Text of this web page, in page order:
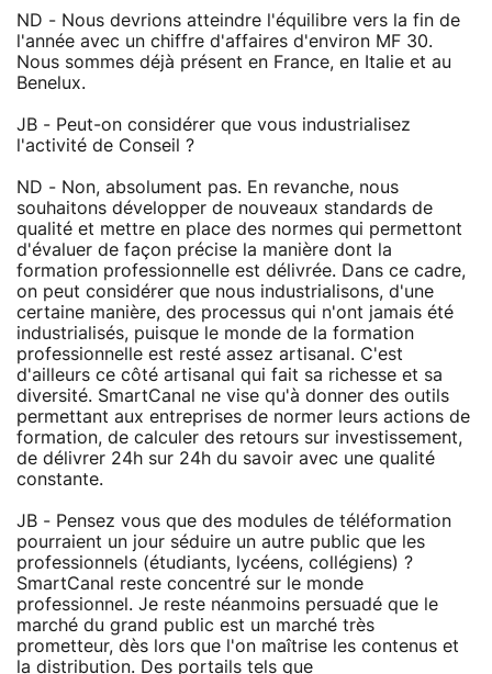
ND - Nous devrions atteindre l'équilibre vers la fin de
l'année avec un chiffre d'affaires d'environ MF 30.
Nous sommes déjà présent en France, en Italie et au
Benelux.
JB - Peut-on considérer que vous industrialisez
l'activité de Conseil ?
ND - Non, absolument pas. En revanche, nous
souhaitons développer de nouveaux standards de
qualité et mettre en place des normes qui permettont
d'évaluer de façon précise la manière dont la
formation professionnelle est délivrée. Dans ce cadre,
on peut considérer que nous industrialisons, d'une
certaine manière, des processus qui n'ont jamais été
industrialisés, puisque le monde de la formation
professionnelle est resté assez artisanal. C'est
d'ailleurs ce côté artisanal qui fait sa richesse et sa
diversité. SmartCanal ne vise qu'à donner des outils
permettant aux entreprises de normer leurs actions de
formation, de calculer des retours sur investissement,
de délivrer 24h sur 24h du savoir avec une qualité
constante.
JB - Pensez vous que des modules de téléformation
pourraient un jour séduire un autre public que les
professionnels (étudiants, lycéens, collégiens) ?
SmartCanal reste concentré sur le monde
professionnel. Je reste néanmoins persuadé que le
marché du grand public est un marché très
prometteur, dès lors que l'on maîtrise les contenus et
la distribution. Des portails tels que